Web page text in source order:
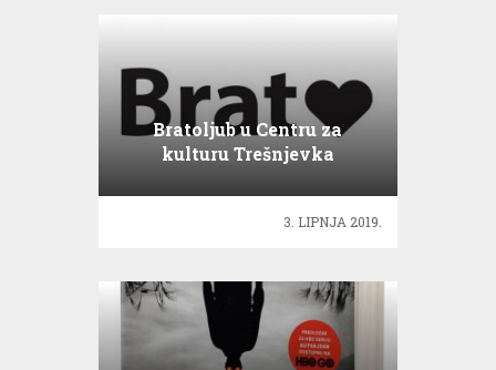
Bratoljub u Centru za
kulturu Trešnjevka
3. LIPNJA 2019.